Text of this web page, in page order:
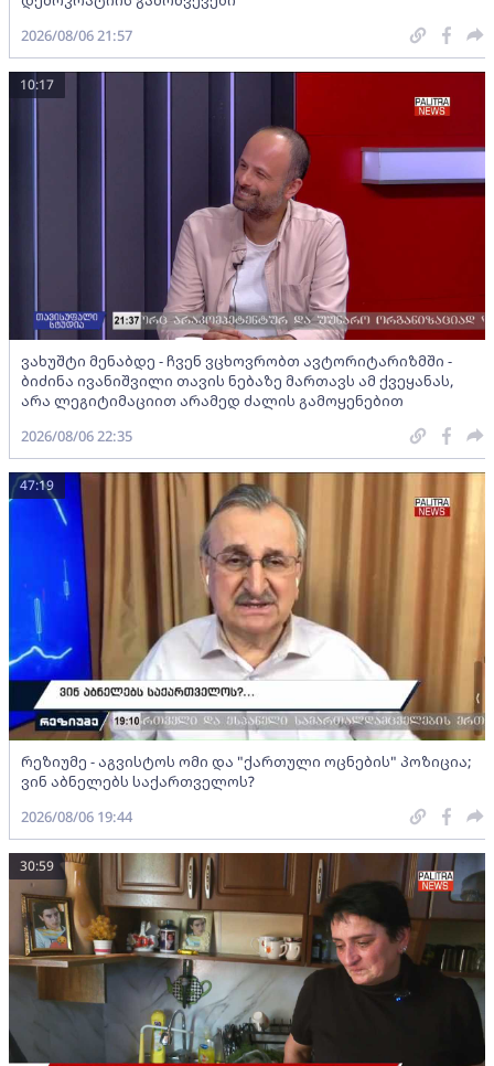
2026/08/06 21:57
ვახუშტი მენაბდე - ჩვენ ვცხოვრობთ ავტორიტარიზმში -
ბიძინა ივანიშვილი თავის ნებაზე მართავს ამ ქვეყანას,
არა ლეგიტიმაციით არამედ ძალის გამოყენებით
10:17
2026/08/06 22:35
რეზიუმე - აგვისტოს ომი და "ქართული ოცნების" პოზიცია;
ვინ აბნელებს საქართველოს?
47:19
2026/08/06 19:44
30:59